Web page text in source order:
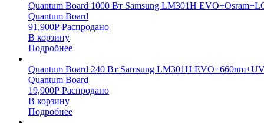
Quantum Board 1000 Вт Samsung LM301H
Quantum Board
91,900Р Распродано
В корзину
Подробнее
Quantum Board 240 Вт Samsung LM301H
Quantum Board
19,900Р Распродано
В корзину
Подробнее